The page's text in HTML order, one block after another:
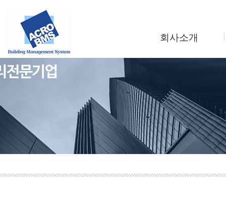
회사소개
조직도
사업소개
찾아오시는길